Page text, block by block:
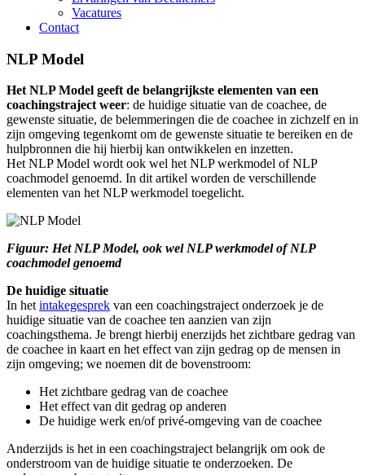
Vacatures
Contact
NLP Model
Het NLP Model geeft de belangrijkste elementen van een
coachingstraject weer: de huidige situatie van de coachee, de
gewenste situatie, de belemmeringen die de coachee in zichzelf en in
zijn omgeving tegenkomt om de gewenste situatie te bereiken en de
hulpbronnen die hij hierbij kan ontwikkelen en inzetten.
Het NLP Model wordt ook wel het NLP werkmodel of NLP
coachmodel genoemd. In dit artikel worden de verschillende
elementen van het NLP werkmodel toegelicht.
Figuur: Het NLP Model, ook wel NLP werkmodel of NLP
coachmodel genoemd
De huidige situatie
In hetintakegesprek van een coachingstraject onderzoek je de
huidige situatie van de coachee ten aanzien van zijn
coachingsthema. Je brengt hierbij enerzijds het zichtbare gedrag van
de coachee in kaart en het effect van zijn gedrag op de mensen in
zijn omgeving; we noemen dit de bovenstroom:
Het zichtbare gedrag van de coachee
Het effect van dit gedrag op anderen
De huidige werk en/of privé-omgeving van de coachee
Anderzijds is het in een coachingstraject belangrijk om ook de
onderstroom van de huidige situatie te onderzoeken. De